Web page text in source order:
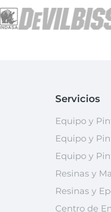
Servicios
Equipo y
Equipo y
Equipo y
Resinas y
Resinas y
Centro de